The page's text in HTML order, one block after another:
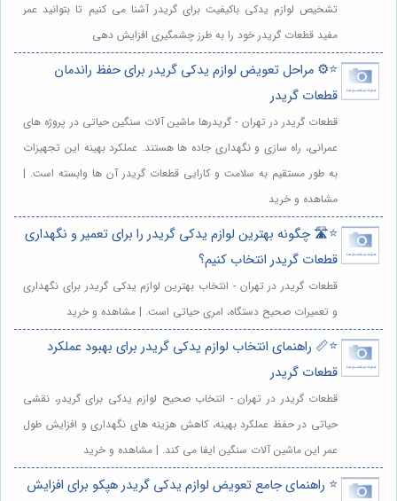
تشخیص لوازم یدکی باکیفیت برای گریدر آشنا می کنیم تا بتوانید عمر
مفید قطعات گریدر خود را به طرز چشمگیری افزایش دهی
⭐️⚙️ مراحل تعویض لوازم یدکی گریدر برای حفظ راندمان
قطعات گریدر
قطعات گریدر در تهران - گریدرها ماشین آلات سنگین حیاتی در پروژه های
عمرانی، راه سازی و نگهداری جاده ها هستند. عملکرد بهینه این تجهیزات
به طور مستقیم به سلامت و کارایی قطعات گریدر آن ها وابسته است. |
مشاهده و خرید
⭐️🛣️ چگونه بهترین لوازم یدکی گریدر را برای تعمیر و نگهداری
قطعات گریدر انتخاب کنیم؟
قطعات گریدر در تهران - انتخاب بهترین لوازم یدکی گریدر برای نگهداری
و تعمیرات صحیح دستگاه، امری حیاتی است. | مشاهده و خرید
⭐️📏 راهنمای انتخاب لوازم یدکی گریدر برای بهبود عملکرد
قطعات گریدر
قطعات گریدر در تهران - انتخاب صحیح لوازم یدکی برای گریدر، نقشی
حیاتی در حفظ عملکرد بهینه، کاهش هزینه های نگهداری و افزایش طول
عمر این ماشین آلات سنگین ایفا می کند. | مشاهده و خرید
⭐️ راهنمای جامع تعویض لوازم یدکی گریدر هپکو برای افزایش